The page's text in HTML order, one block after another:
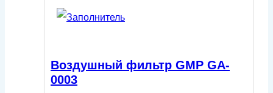
Воздушный фильтр GMP GA-
0003